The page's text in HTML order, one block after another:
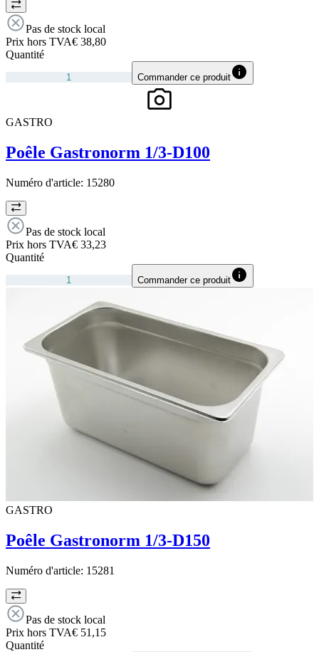
Pas de stock local
Prix hors TVA€ 38,80
Quantité
Commander ce produit
GASTRO
Poêle Gastronorm 1/3-D100
Numéro d'article: 15280
Pas de stock local
Prix hors TVA€ 33,23
Quantité
Commander ce produit
GASTRO
Poêle Gastronorm 1/3-D150
Numéro d'article: 15281
Pas de stock local
Prix hors TVA€ 51,15
Quantité